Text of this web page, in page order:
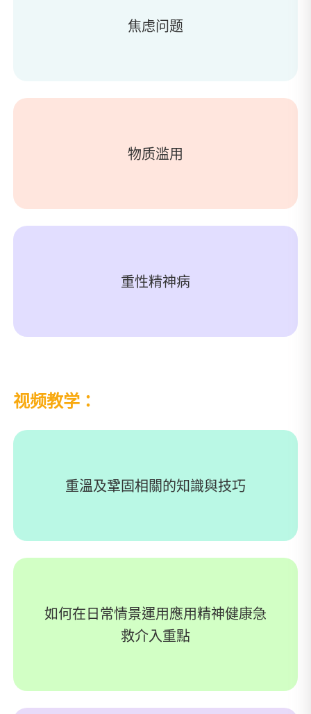
焦虑问题
物质滥用
重性精神病
视频教学：
重溫及鞏固相關的知識與技巧
如何在日常情景運用應用精神健康急
救介入重點